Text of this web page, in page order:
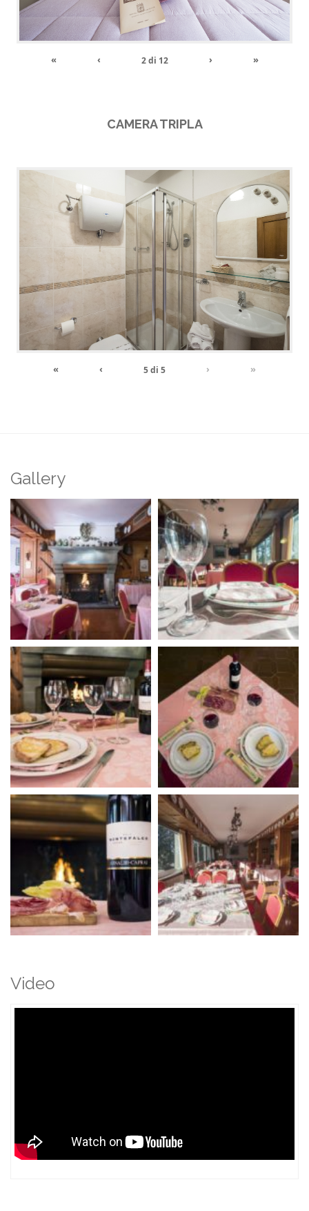
« ‹ 2di 12 › »
CAMERA TRIPLA
« ‹ 5di 5 › »
Gallery
Video